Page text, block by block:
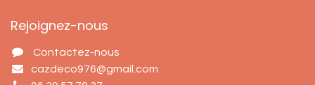
Rejoignez-nous
Contactez-nous
cazdeco976@gmail.com